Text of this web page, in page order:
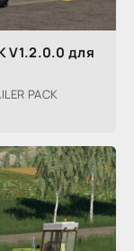
V1.2.0.0 для
PACK